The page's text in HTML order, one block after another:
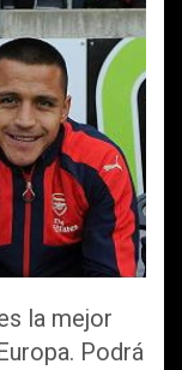
la mejor
Podrá